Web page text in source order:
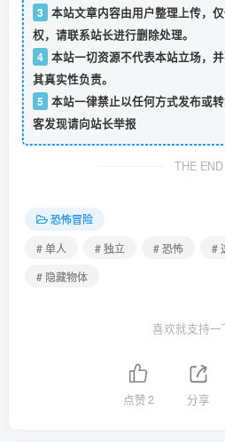
3 本站文章内容由用户整理上传，
权，请联系站长进行删除处理。
4 本站一切资源不代表本站立场，
其真实性负责。
5 本站一律禁止以任何方式发布或
客发现请向站长举报
THE END
恐怖冒险
# 单人
# 独立 # 恐怖 #
# 隐藏物体
喜欢就支持一
点赞2 分享